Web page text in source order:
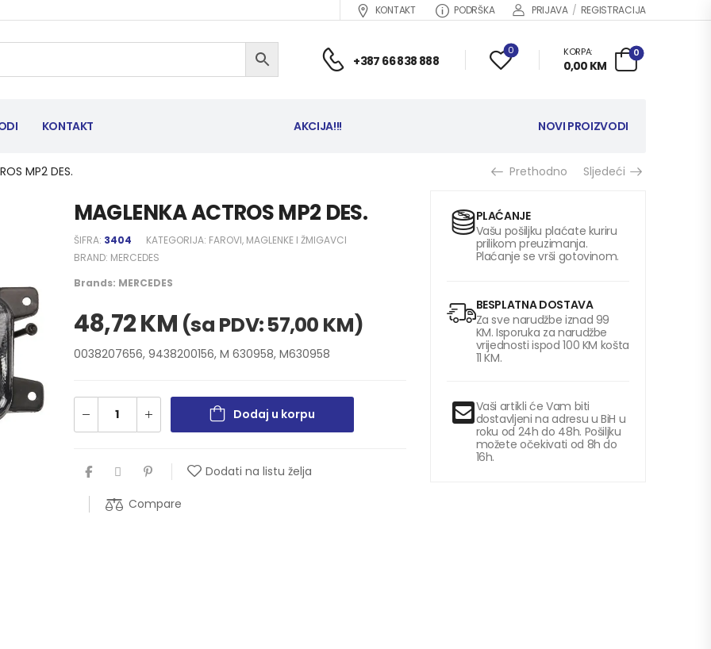
KONTAKT PODRŠKA PRIJAVA / REGISTRACIJA
+387 66 838 888
0 KORPA:
0,00 KM
0
KONTAKT AKCIJA!!! NOVI PROIZVODI
MP2 DES. Prethodno Sljedeći
MAGLENKA ACTROS MP2 DES.
ŠIFRA: 3404 KATEGORIJA: FAROVI, MAGLENKE I ŽMIGAVCI
BRAND: MERCEDES
Brands: MERCEDES
48,72KM (sa PDV:57,00 KM)
0038207656, 9438200156, M 630958, M630958
Dodaj u korpu
Dodati na listu želja
Compare
PLAĆANJE
Vašu pošiljku plaćate kuriru
prilikom preuzimanja.
Plaćanje se vrši gotovinom.
BESPLATNA DOSTAVA
Za sve narudžbe iznad 99
KM. Isporuka za narudžbe
vrijednosti ispod 100 KM košta
11 KM.
Vaši artikli će Vam biti
dostavljeni na adresu u BiH u
roku od 24h do 48h. Pošiljku
možete očekivati od 8h do
16h.